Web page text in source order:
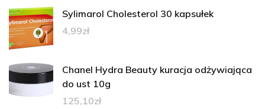
Sylimarol Cholesterol 30 kapsułek
4,99zł
Chanel Hydra Beauty kuracja odżywiająca
do ust 10g
125,10zł